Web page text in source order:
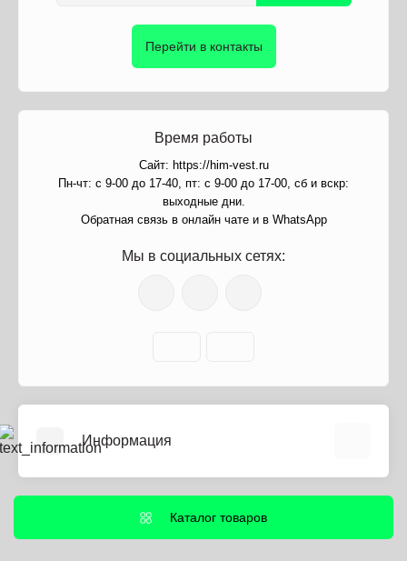
Перейти в контакты
Время работы
Сайт: https://him-vest.ru
Пн-чт: с 9-00 до 17-40, пт: с 9-00 до 17-00, сб и вскр:
выходные дни.
Обратная связь в онлайн чате и в WhatsApp
Мы в социальных сетях:
Информация
Информация о доставке
Политика безопасности
Каталог товаров